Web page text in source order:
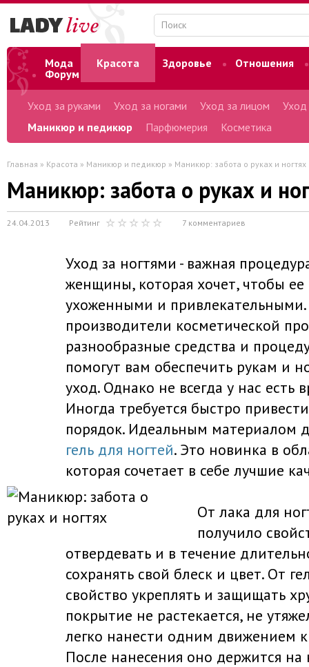
Мода Красота Здоровье
Отношения
Форум
Уход за руками Уход за ногами Уход за лицом
Уход
Маникюр и педикюр
Парфюмерия Косметика
Главная » Красота » Маникюр и педикюр » Маникюр: забота о руках и ногтях
Маникюр: забота о руках и
24.04.2013 Рейтинг 7 комментариев
Уход за ногтями - важная
женщины, которая хочет, чтобы ее
ухоженными и
производители косметической
разнообразные средства и
помогут вам обеспечить рукам и
уход. Однако не всегда у нас есть
Иногда требуется быстро
порядок. Идеальным материалом
гель для ногтей. Это новинка в
которая сочетает в себе лучшие
От лака для
получило
отвердевать и в течение
сохранять свой блеск и цвет. От
свойство укреплять и защищать
покрытие не растекается, не
легко нанести одним движением
После нанесения оно держится на